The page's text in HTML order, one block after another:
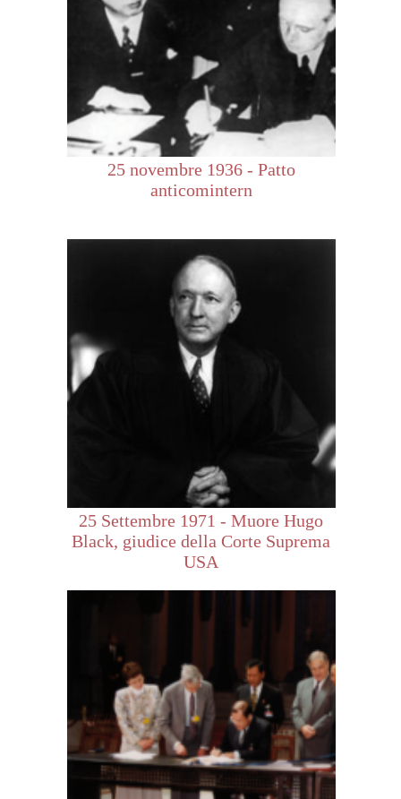
25 novembre 1936 - Patto
anticomintern
25 Settembre 1971 - Muore Hugo
Black, giudice della Corte Suprema
USA